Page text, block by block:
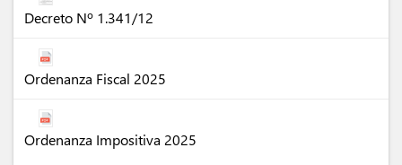
Decreto Nº 1.341/12
Ordenanza Fiscal 2025
Ordenanza Impositiva 2025